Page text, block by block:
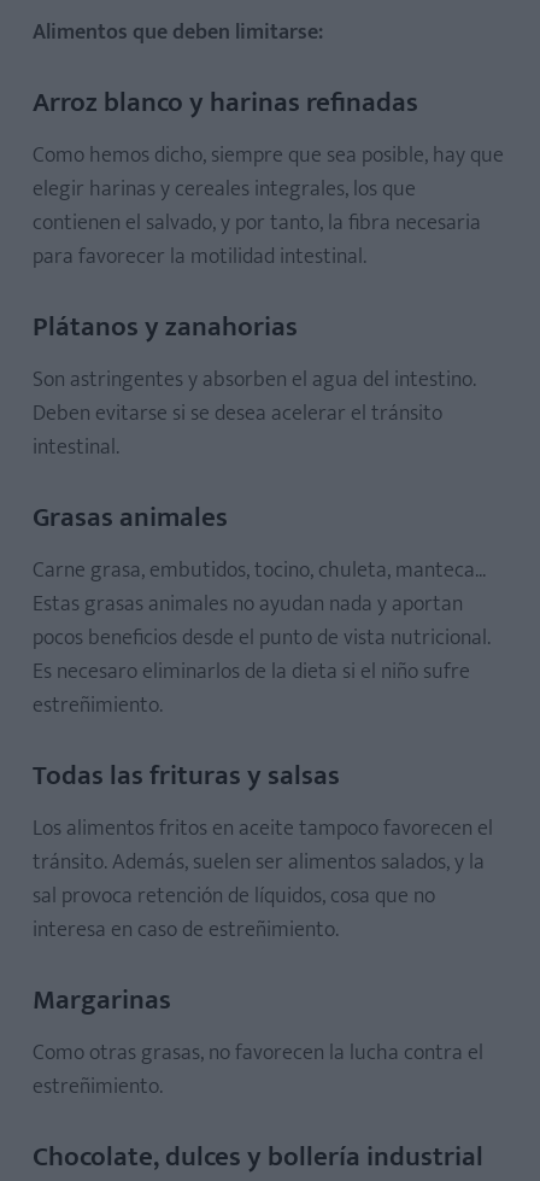
Alimentos que deben limitarse:
Arroz blanco y harinas refinadas
Como hemos dicho, siempre que sea posible, hay que
elegir harinas y cereales integrales, los que
contienen el salvado, y por tanto, la fibra necesaria
para favorecer la motilidad intestinal.
Plátanos y zanahorias
Son astringentes y absorben el agua del intestino.
Deben evitarse si se desea acelerar el tránsito
intestinal.
Grasas animales
Carne grasa, embutidos, tocino, chuleta, manteca...
Estas grasas animales no ayudan nada y aportan
pocos beneficios desde el punto de vista nutricional.
Es necesaro eliminarlos de la dieta si el niño sufre
estreñimiento.
Todas las frituras y salsas
Los alimentos fritos en aceite tampoco favorecen el
tránsito. Además, suelen ser alimentos salados, y la
sal provoca retención de líquidos, cosa que no
interesa en caso de estreñimiento.
Margarinas
Como otras grasas, no favorecen la lucha contra el
estreñimiento.
Chocolate, dulces y bollería industrial